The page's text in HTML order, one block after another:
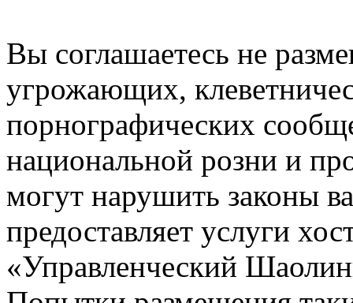
Вы соглашаетесь не
угрожающих,
порнографических
национальной розни и
могут нарушить законы
предоставляет услуги
«Управленческий